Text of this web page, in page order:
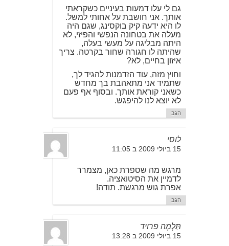
גם לי עלו דמעות בעיניים כשקראתי
אותך. אני חושבת על אחותי למשל.
לו היא ידעה קיק בוקסינג, שגם היה
מעלה את בטחונה הנפשי והפיזי, לא
היתה מבליגה על מעשי בעלה,
שהיתה לו חגורה שחור בקרטה. צריך
איזון בחיים, לא?
וחוץ מזה, עוד הזדמנות להגיד לך,
שתמיד אני מתאהבת בך מחדש
כשאני קוראת אותך. ובסוף אף פעם
לא יוצא לנו להיפגש.
הגב
לוסי
15 ביולי 2009 ב 11:05
מרגש מה שספרת כאן, מצמרר
לדמיין את הסיטואציה.
אפרת גוש מרגשת. תודה!
הגב
תַּלְמָה פרויד
15 ביולי 2009 ב 13:28